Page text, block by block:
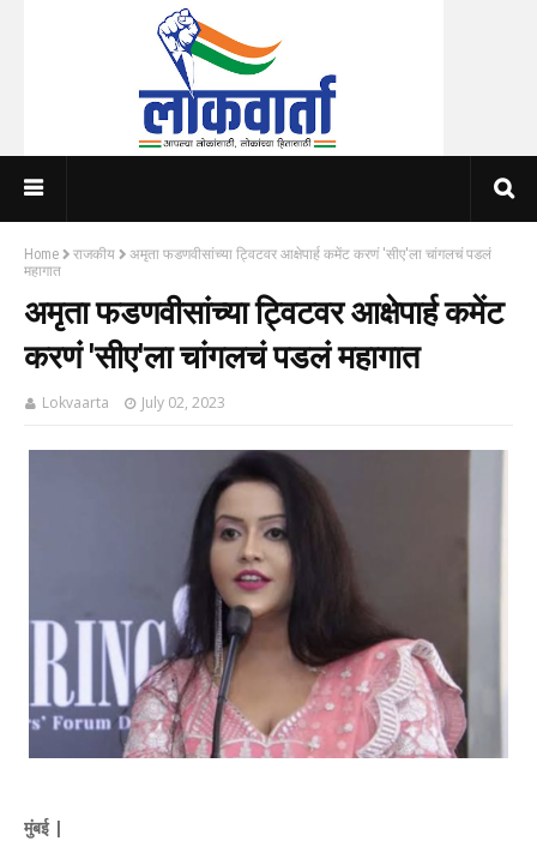
Home राजकीय
अमृता फडणवीसांच्या ट्विटवर आक्षेपार्ह कमेंट करणं 'सीए'ला चांगलचं पडलं
महागात
अमृता फडणवीसांच्या ट्विटवर आक्षेपार्ह कमेंट
करणं 'सीए'ला चांगलचं पडलं महागात
Lokvaarta July 02, 2023
मुंबई |